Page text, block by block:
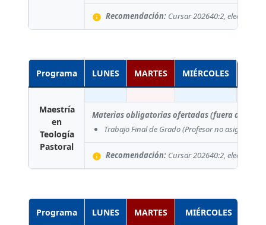
info Recomendación: Cursar 202640:2, electivas.
Programa LUNES MARTES MIÉRCOLES
Maestría
en
Teología
Pastoral
Materias obligatorias ofertadas (fuera del plan
Trabajo Final de Grado(Profesor no asignado)
info Recomendación: Cursar 202640:2, electivas.
Programa LUNES MARTES MIÉRCOLES